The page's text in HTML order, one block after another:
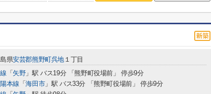
県安芸郡熊野町呉地 １丁目
「 矢野」駅 バス19分 「熊野町役場前」 停歩9分
本線 「海田市」駅 バス33分 「熊野町役場前」 停歩9分